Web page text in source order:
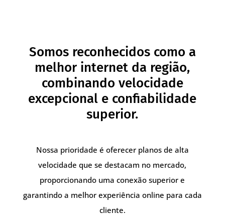
Somos reconhecidos como a
melhor internet da região,
combinando velocidade
excepcional e confiabilidade
superior.
Nossa prioridade é oferecer planos de alta
velocidade que se destacam no mercado,
proporcionando uma conexão superior e
garantindo a melhor experiência online para cada
cliente.